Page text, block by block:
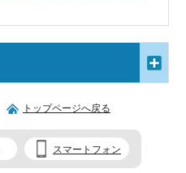
トップページへ戻る
スマートフォン